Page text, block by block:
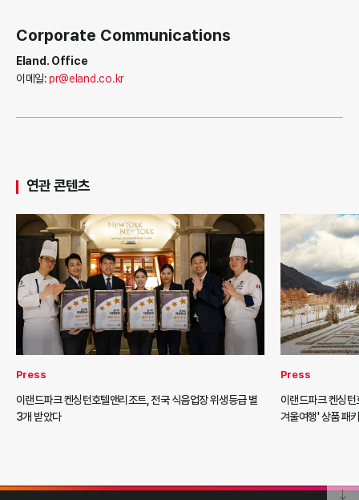
Corporate Communications
Eland. Office
이메일:pr@eland.co.kr
연관 콘텐츠
Press
이랜드파크 켄싱턴호텔앤리조트, 전국 식음업장 위생등급 별
3개 받았다
Press
이랜드파크 켄싱
겨울여행' 상품 패